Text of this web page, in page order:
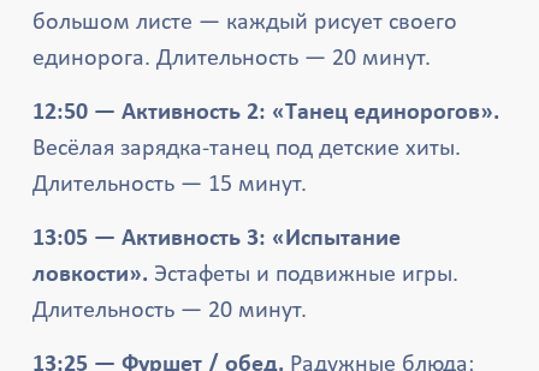
большом листе — каждый рисует своего
единорога. Длительность — 20 минут.
12:50 — Активность 2: «Танец единорогов».
Весёлая зарядка-танец под детские хиты.
Длительность — 15 минут.
13:05 — Активность 3: «Испытание
ловкости». Эстафеты и подвижные игры.
Длительность — 20 минут.
13:25 — Фуршет / обед. Радужные блюда: